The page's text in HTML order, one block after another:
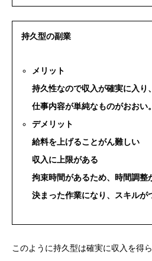
持久型の副業
メリット
持久性なので収入が確実に入り
仕事内容が単純なものがおおい。
デメリット
給料を上げることがん難しい
収入に上限がある
拘束時間があるため、時間調整
決まった作業になり、スキルが
このように持久型は確実に収入を得